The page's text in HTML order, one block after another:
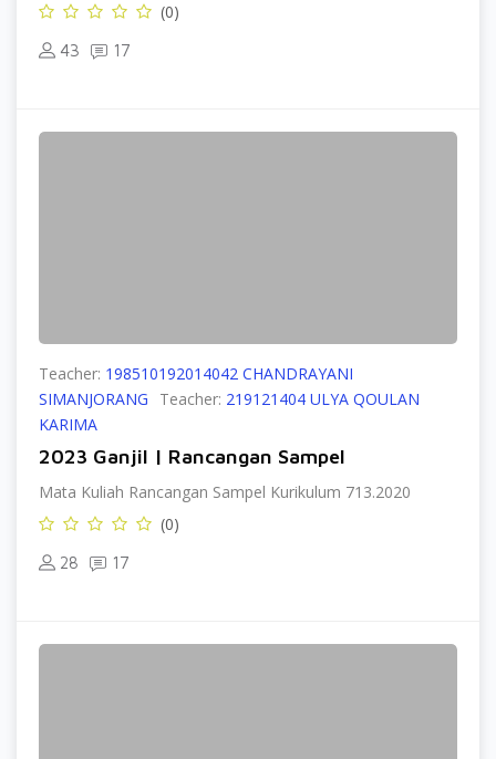
(0)
43 17
Teacher: 198510192014042 CHANDRAYANI
SIMANJORANG
Teacher: 219121404 ULYA QOULAN
KARIMA
2023 Ganjil | Rancangan Sampel
Mata Kuliah Rancangan Sampel Kurikulum 713.2020
(0)
28 17